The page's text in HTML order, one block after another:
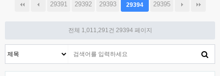
29391 29392 29393 29394 29395
전체 1,011,291건 29394 페이지